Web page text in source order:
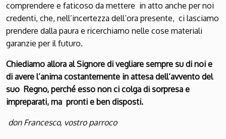
comprendere e faticoso da mettere in atto anche per noi
credenti, che, nell’incertezza dell’ora presente, ci lasciamo
prendere dalla paura e ricerchiamo nelle cose materiali
garanzie per il futuro.
Chiediamo allora al Signore di vegliare sempre su di noi e
di avere l’anima costantemente in attesa dell’avvento del
suo Regno, perché esso non ci colga di sorpresa e
impreparati, ma pronti e ben disposti.
don Francesco, vostro parroco